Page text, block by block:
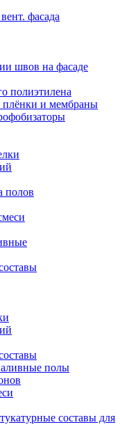
фасада
швов на фасаде
полиэтилена
плёнки и мембраны
полов
полы
составы для